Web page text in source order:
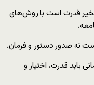
قدرت است با روش‌های
نه صدور دستور و فرمان.
باید قدرت، اختیار و